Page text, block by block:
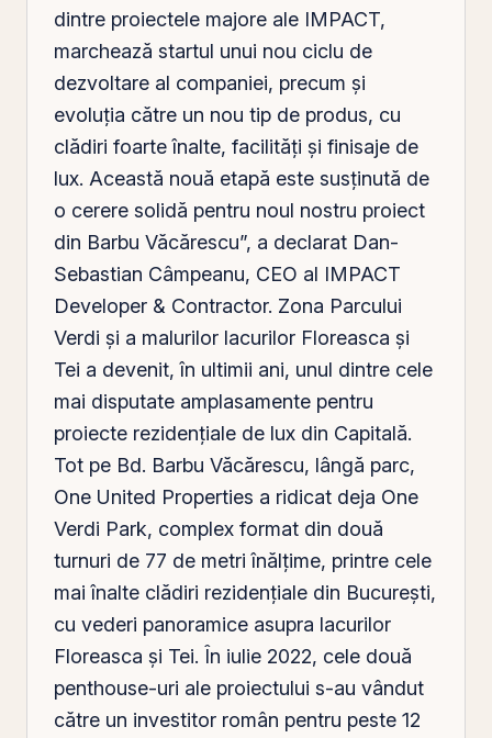
dintre proiectele majore ale IMPACT,
marchează startul unui nou ciclu de
dezvoltare al companiei, precum şi
evoluţia către un nou tip de produs, cu
clădiri foarte înalte, facilităţi şi finisaje de
lux. Această nouă etapă este susţinută de
o cerere solidă pentru noul nostru proiect
din Barbu Văcărescu”, a declarat Dan-
Sebastian Câmpeanu, CEO al IMPACT
Developer & Contractor. Zona Parcului
Verdi şi a malurilor lacurilor Floreasca şi
Tei a devenit, în ultimii ani, unul dintre cele
mai disputate amplasamente pentru
proiecte rezidenţiale de lux din Capitală.
Tot pe Bd. Barbu Văcărescu, lângă parc,
One United Properties a ridicat deja One
Verdi Park, complex format din două
turnuri de 77 de metri înălţime, printre cele
mai înalte clădiri rezidenţiale din Bucureşti,
cu vederi panoramice asupra lacurilor
Floreasca şi Tei. În iulie 2022, cele două
penthouse-uri ale proiectului s-au vândut
către un investitor român pentru peste 12